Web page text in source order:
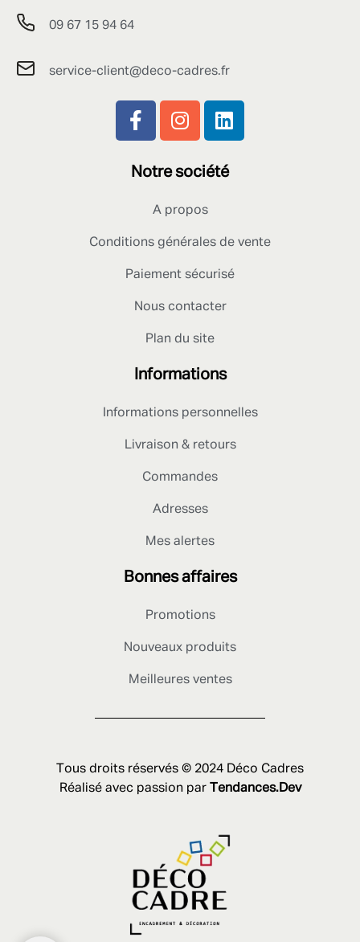
09 67 15 94 64
service-client@deco-cadres.fr
Notre société
A propos
Conditions générales de vente
Paiement sécurisé
Nous contacter
Plan du site
Informations
Informations personnelles
Livraison & retours
Commandes
Adresses
Mes alertes
Bonnes affaires
Promotions
Nouveaux produits
Meilleures ventes
Tous droits réservés © 2024 Déco Cadres
Réalisé avec passion par Tendances.Dev